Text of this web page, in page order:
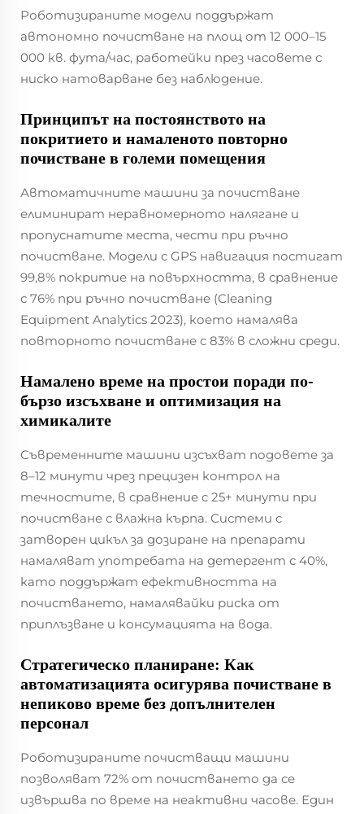
Роботизираните модели поддържат
автономно почистване на площ от 12 000–15
000 кв. фута/час, работейки през часовете с
ниско натоварване без наблюдение.
Принципът на постоянството на
покритието и намаленото повторно
почистване в големи помещения
Автоматичните машини за почистване
елиминират неравномерното налягане и
пропуснатите места, чести при ръчно
почистване. Модели с GPS навигация постигат
99,8% покритие на повърхността, в сравнение
с 76% при ръчно почистване (Cleaning
Equipment Analytics 2023), което намалява
повторното почистване с 83% в сложни среди.
Намалено време на простои поради по-
бързо изсъхване и оптимизация на
химикалите
Съвременните машини изсъхват подовете за
8–12 минути чрез прецизен контрол на
течностите, в сравнение с 25+ минути при
почистване с влажна кърпа. Системи с
затворен цикъл за дозиране на препарати
намаляват употребата на детергент с 40%,
като поддържат ефективността на
почистването, намалявайки риска от
приплъзване и консумацията на вода.
Стратегическо планиране: Как
автоматизацията осигурява почистване в
непиково време без допълнителен
персонал
Роботизираните почистващи машини
позволяват 72% от почистването да се
извършва по време на неактивни часове. Един